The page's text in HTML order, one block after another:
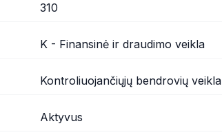
310
K - Finansinė ir draudimo veikla
Kontroliuojančiųjų bendrovių veikla
Aktyvus